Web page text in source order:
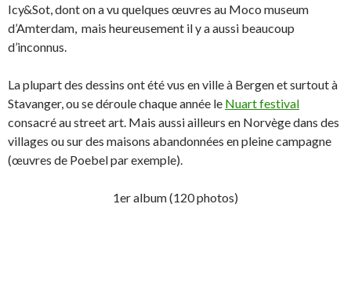
Icy&Sot, dont on a vu quelques œuvres au Moco museum
d’Amterdam, mais heureusement il y a aussi beaucoup
d’inconnus.
La plupart des dessins ont été vus en ville à Bergen et surtout à
Stavanger, ou se déroule chaque année le Nuart festival
consacré au street art. Mais aussi ailleurs en Norvège dans des
villages ou sur des maisons abandonnées en pleine campagne
(œuvres de Poebel par exemple).
1er album (120 photos)